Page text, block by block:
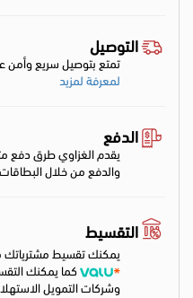
التوصيل
تمتع بتوصيل سريع وأمن
لمعرفة لمزيد
الدفع
يقدم الغزاوي طرق دفع
والدفع من خلال البطاقات
التقسيط
يمكنك تقسيط مشترياتك
كما يمكنك
وشركات التمويل